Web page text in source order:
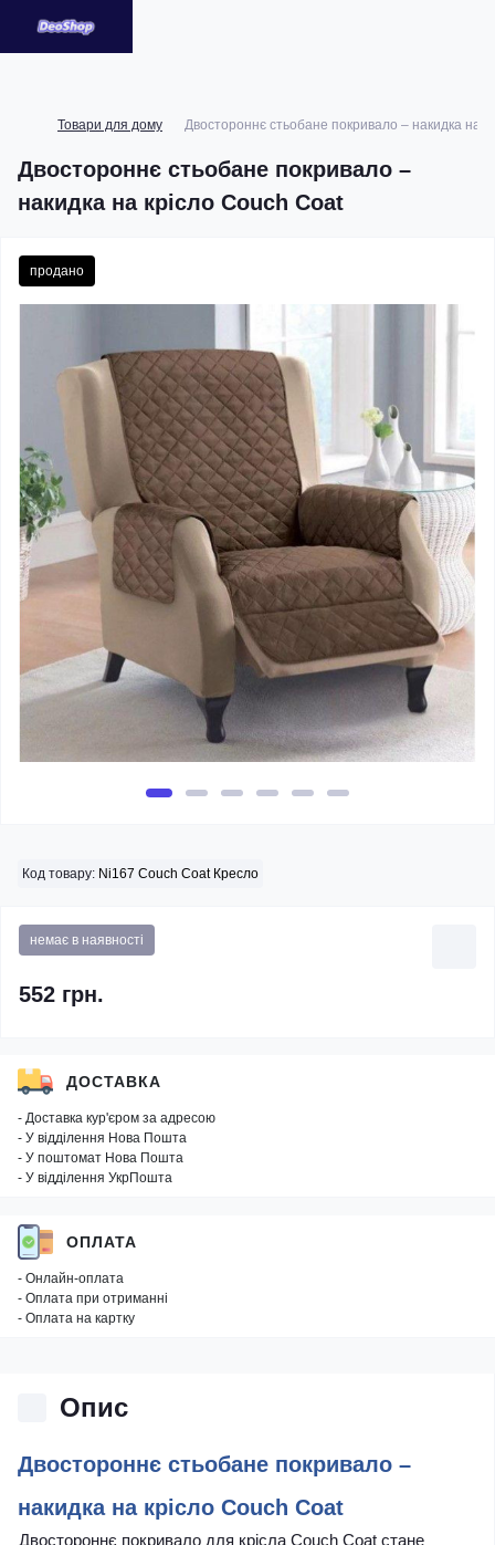
Товари для дому Двостороннє стьобане покривало – накидка на
Двостороннє стьобане покривало –
накидка на крісло Couch Coat
продано
Код товару: Ni167 Couch Coat Кресло
немає в наявності
552 грн.
ДОСТАВКА
- Доставка кур'єром за адресою
- У відділення Нова Пошта
- У поштомат Нова Пошта
- У відділення УкрПошта
ОПЛАТА
- Онлайн-оплата
- Оплата при отриманні
- Оплата на картку
Опис
Двостороннє стьобане покривало –
накидка на крісло Couch Coat
Двостороннє покривало для крісла Couch Coat стане